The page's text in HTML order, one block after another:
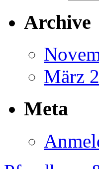
Archive
März
Meta